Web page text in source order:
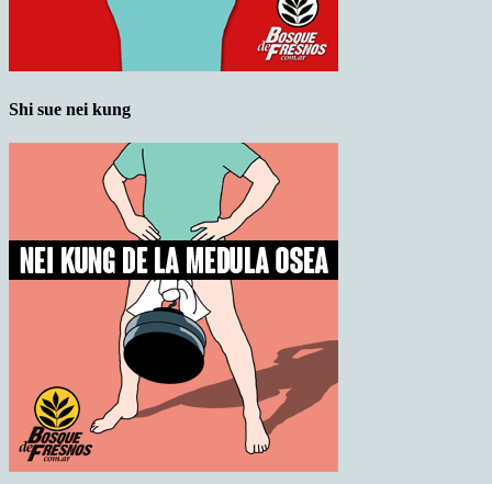
Shi sue nei kung